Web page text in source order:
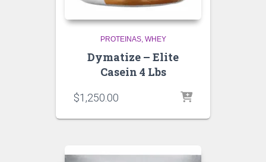
PROTEINAS WHEY
Dymatize – Elite
Casein 4 Lbs
$1,250.00